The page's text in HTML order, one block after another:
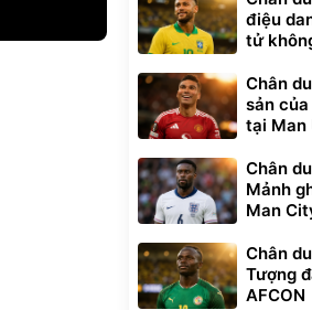
Hút Bụi Lau
- D2-001 -
Minh
Sale
Unmute
Vali Bamozo
Khung Nhôm
9066 Size
20/24/28 Cao Cấp
1.000.000đ
825.000đ
Flash Sale
Lót
giúp
trong
Đã bán
điệu
tử
Chân
sản
tại Man
Chân
Mảnh
Man
Chân
Tượng
AFCON